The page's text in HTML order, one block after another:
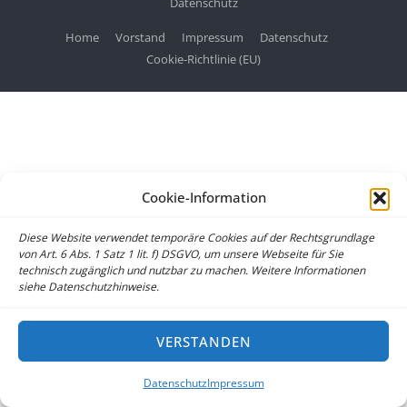
Cookie-Information
Diese Website verwendet temporäre Cookies auf der Rechtsgrundlage
von Art. 6 Abs. 1 Satz 1 lit. f) DSGVO, um unsere Webseite für Sie
technisch zugänglich und nutzbar zu machen. Weitere Informationen
siehe Datenschutzhinweise.
VERSTANDEN
DatenschutzImpressum
Home Vorstand Impressum
Datenschutz
Cookie-Richtlinie (EU)